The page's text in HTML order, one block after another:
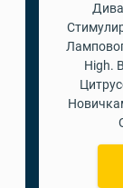
High.